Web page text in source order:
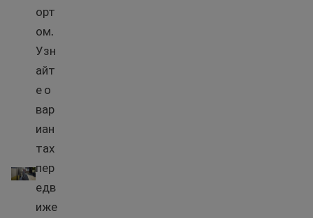
орт
ом.
Узн
айт
е о
вар
иан
тах
пер
едв
иже